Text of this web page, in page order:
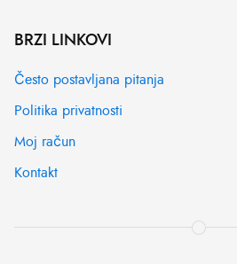
BRZI LINKOVI
Često postavljana pitanja
Politika privatnosti
Moj račun
Kontakt